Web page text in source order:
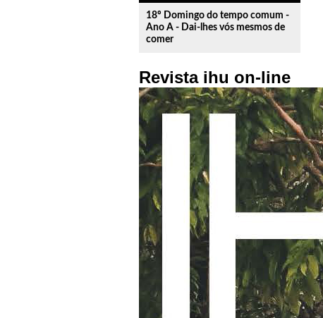
18º Domingo do tempo comum -
Ano A - Dai-lhes vós mesmos de
comer
Revista ihu on-line